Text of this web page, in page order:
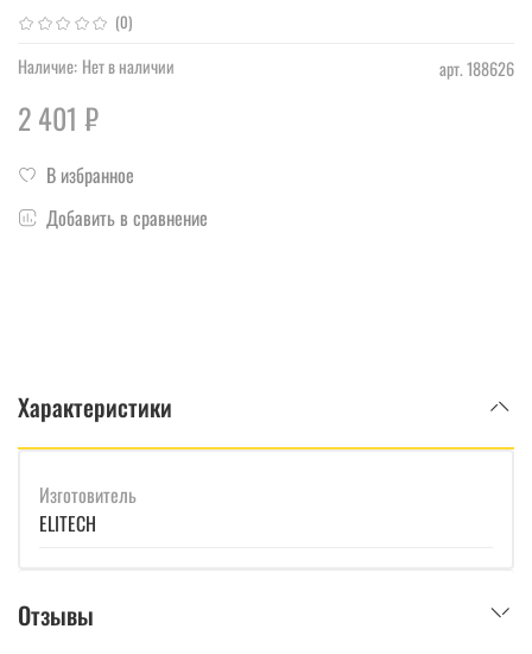
(0)
арт.188626
Наличие: Нет в наличии
2 401 ₽
В избранное
Добавить в сравнение
Характеристики
Изготовитель
ELITECH
Отзывы